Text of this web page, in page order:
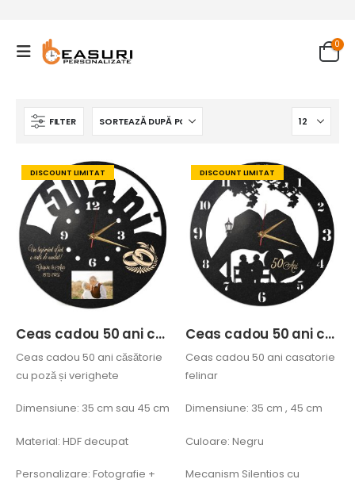
0
FILTER
DISCOUNT LIMITAT
Ceas cadou 50 ani căsătorie cu poză și verighete
Ceas cadou 50 ani căsătorie
cu poză și verighete
Dimensiune: 35 cm sau 45 cm
Material: HDF decupat
Personalizare: Fotografie +
DISCOUNT LIMITAT
Ceas cadou 50 ani casatorie felinar
Ceas cadou 50 ani casatorie
felinar
Dimensiune: 35 cm , 45 cm
Culoare: Negru
Mecanism Silentios cu